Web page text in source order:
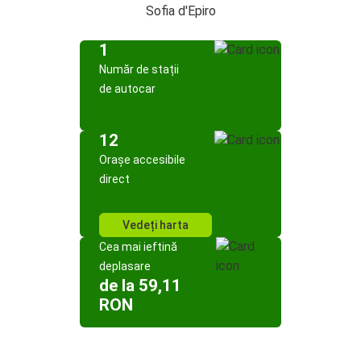
Sofia d'Epiro
1
Număr de stații
de autocar
12
Orașe accesibile
direct
Vedeți harta
Cea mai ieftină
deplasare
de la 59,11
RON